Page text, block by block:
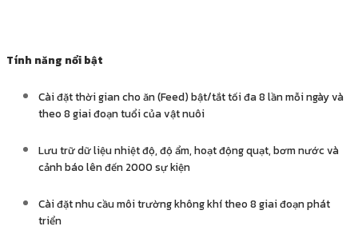
Tính năng nổi bật
Cài đặt thời gian cho ăn (Feed) bật/tắt tối đa 8 lần mỗi ngày và
theo 8 giai đoạn tuổi của vật nuôi
Lưu trữ dữ liệu nhiệt độ, độ ẩm, hoạt động quạt, bơm nước và
cảnh báo lên đến 2000 sự kiện
Cài đặt nhu cầu môi trường không khí theo 8 giai đoạn phát
triển